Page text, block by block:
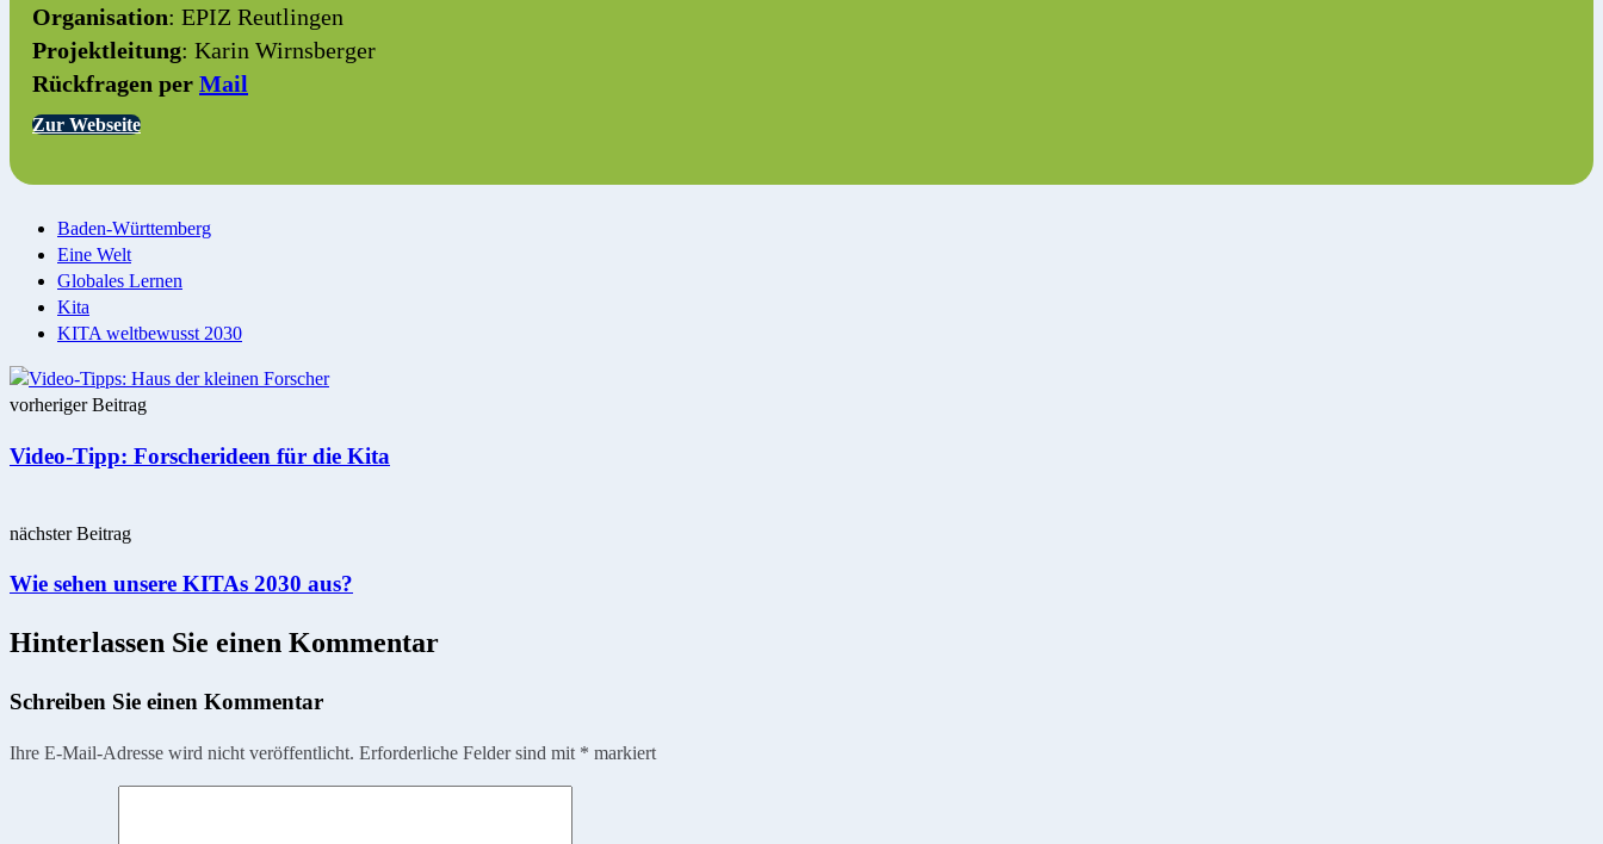
Organisation: EPIZ Reutlingen
Projektleitung: Karin Wirnsberger
Rückfragen per Mail
Zur Webseite
Baden-Württemberg
Eine Welt
Globales Lernen
Kita
KITA weltbewusst 2030
Post
navigation
vorheriger Beitrag
Video-Tipp: Forscherideen für die Kita
nächster Beitrag
Wie sehen unsere KITAs 2030 aus?
Hinterlassen Sie einen Kommentar
Schreiben Sie einen Kommentar
Ihre E-Mail-Adresse wird nicht veröffentlicht. Erforderliche Felder sind mit * markiert